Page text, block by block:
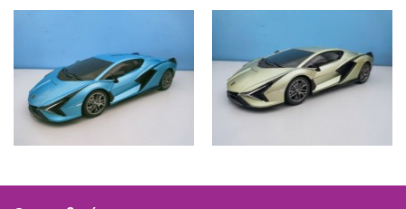
Crazy
Stumble
Guys
Series
SpongeBob